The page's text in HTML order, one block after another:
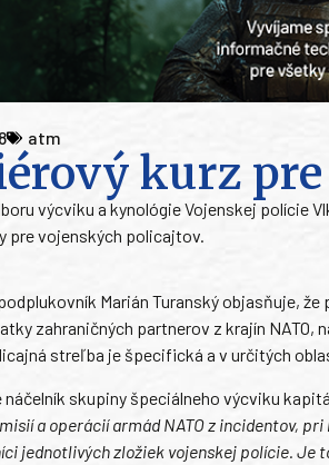
atm
kurz
výcviku a kynológie Vojenskej polície
pre vojenských policajtov.
Marián Turanský objasňuje,
zahraničných partnerov z krajín NATO,
streľba je špecifická a v určitých
náčelník skupiny špeciálneho výcviku
a operácií armád NATO z incidentov,
jednotlivých zložiek vojenskej polície.